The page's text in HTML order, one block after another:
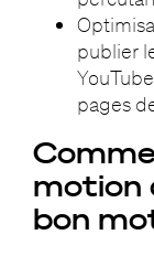
publier
pages
motion
bon